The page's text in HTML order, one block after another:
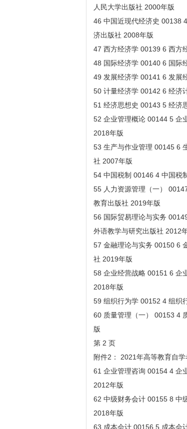
人民大学出版社 2000年版
46 中国近现代经济史 00138
济出版社 2008年版
47 西方经济学 00139 6 西方
48 国际经济学 00140 6 国际
49 发展经济学 00141 6 发展
50 计量经济学 00142 6 经济
51 经济思想史 00143 5 经济
52 企业管理概论 00144 5 企
2018年版
53 生产与作业管理 00145 6
社 2007年版
54 中国税制 00146 4 中国税
55 人力资源管理（一）
教育出版社 2019年版
56 国际贸易理论与实务
外语教学与研究出版社 2012
57 金融理论与实务 00150 6
社 2019年版
58 企业经营战略 00151 6 企
2018年版
59 组织行为学 00152 4 组织
60 质量管理（一） 00153 4
版
第 2 页
附件2： 2021年高等教育自
61 企业管理咨询 00154 4 企
2012年版
62 中级财务会计 00155 8 中
2018年版
63 成本会计 00156 5 成本会